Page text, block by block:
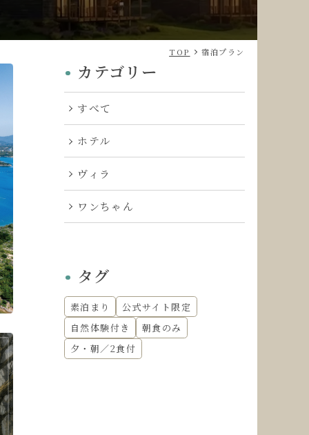
TOP 宿泊プラン
カテゴリー
すべて
ホテル
ヴィラ
ワンちゃん
タグ
素泊まり
公式サイト限定
自然体験付き
朝食のみ
夕・朝／2食付